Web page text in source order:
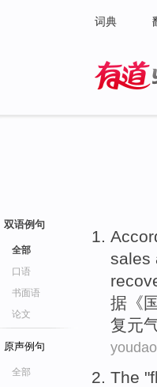
词典
双语例句
全部
口语
书面语
论文
原声例句
全部
sales
据 《
复元
youdao
The "